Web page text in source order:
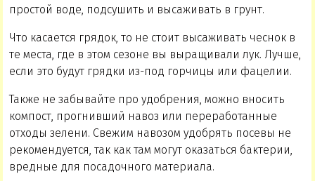
простой воде, подсушить и высаживать в грунт.
Что касается грядок, то не стоит высаживать чеснок в
те места, где в этом сезоне вы выращивали лук. Лучше,
если это будут грядки из-под горчицы или фацелии.
Также не забывайте про удобрения, можно вносить
компост, прогнивший навоз или переработанные
отходы зелени. Свежим навозом удобрять посевы не
рекомендуется, так как там могут оказаться бактерии,
вредные для посадочного материала.